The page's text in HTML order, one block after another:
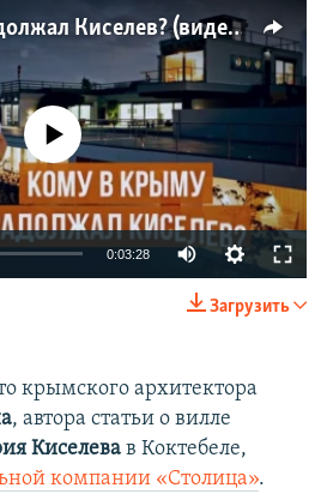
Кому в Крыму задолжал Киселев? (видео)
currently available
0:03:28
Загрузить
крымского архитектора
, автора статьи о вилле
Киселева в Коктебеле,
компании «Столица».